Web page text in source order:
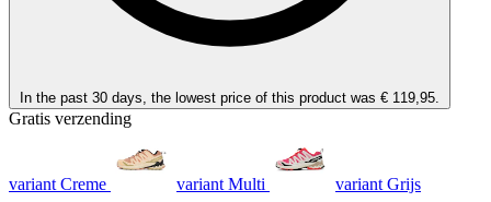
In the past 30 days, the lowest price of this product was € 119,95.
Gratis verzending
variant Creme variant Multi variant Grijs